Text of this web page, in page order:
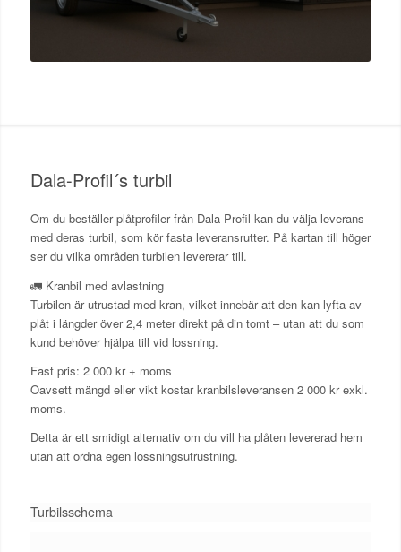
Dala-Profil´s turbil
Om du beställer plåtprofiler från Dala-Profil kan du välja leverans
med deras turbil, som kör fasta leveransrutter. På kartan till höger
ser du vilka områden turbilen levererar till.
🚛 Kranbil med avlastning
Turbilen är utrustad med kran, vilket innebär att den kan lyfta av
plåt i längder över 2,4 meter direkt på din tomt – utan att du som
kund behöver hjälpa till vid lossning.
Fast pris: 2 000 kr + moms
Oavsett mängd eller vikt kostar kranbilsleveransen 2 000 kr exkl.
moms.
Detta är ett smidigt alternativ om du vill ha plåten levererad hem
utan att ordna egen lossningsutrustning.
Turbilsschema